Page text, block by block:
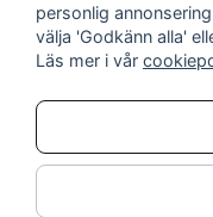
Textil & Mattor
Möbler
personlig
välja 'Godkänn alla'
Läs mer i vår